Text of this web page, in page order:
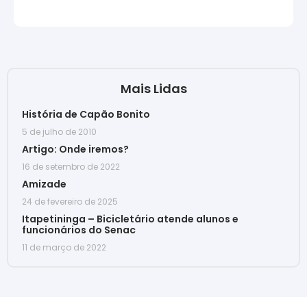
Mais Lidas
História de Capão Bonito
5 de julho de 2010
Artigo: Onde iremos?
16 de setembro de 2022
Amizade
24 de fevereiro de 2025
Itapetininga – Bicicletário atende alunos e
funcionários do Senac
11 de março de 2022